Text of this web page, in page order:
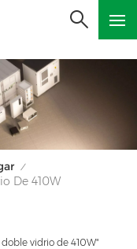
/
De 410W
vidrio de 410W"